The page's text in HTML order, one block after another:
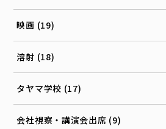
映画 (19)
溶射 (18)
タヤマ学校 (17)
会社視察・講演会出席 (9)